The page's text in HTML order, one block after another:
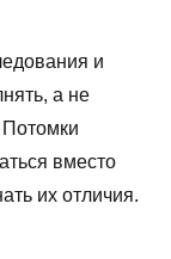
и
а не
вместо
их отличия.